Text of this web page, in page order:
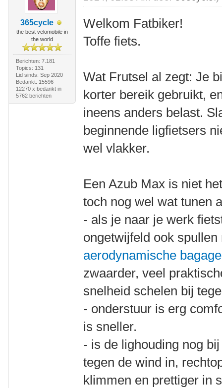
365cycle
the best velomobile in
the world
Berichten: 7.181
Topics: 131
Lid sinds: Sep 2020
Bedankt: 15596
12270 x bedankt in
5762 berichten
Welkom Fatbiker!
Toffe fiets.
Wat Frutsel al zegt: Je
korter bereik gebruikt,
ineens anders belast.
beginnende ligfietsers
wel vlakker.
Een Azub Max is niet
toch nog wel wat tunen
- als je naar je werk
ongetwijfeld ook
aerodynamische
zwaarder, veel
snelheid schelen bij
- onderstuur is erg
is sneller.
- is de lighouding nog
tegen de wind in,
klimmen en prettiger in